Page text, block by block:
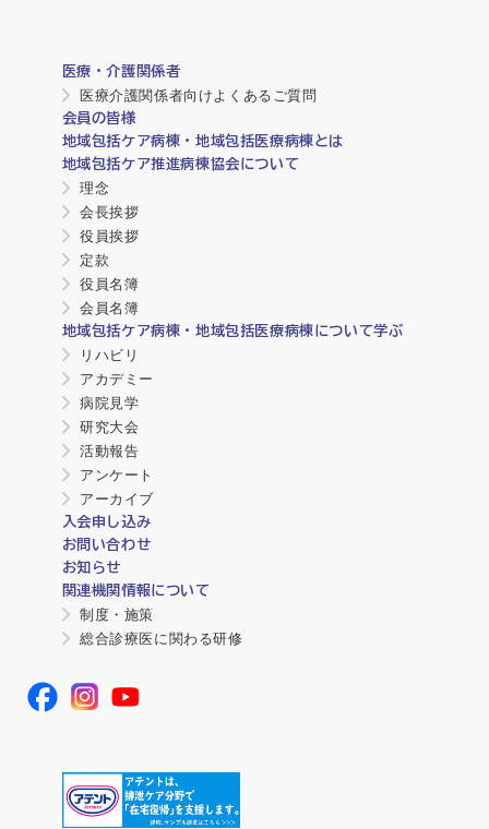
医療・介護関係者
医療介護関係者向けよくあるご質問
会員の皆様
地域包括ケア病棟・地域包括医療病棟とは
地域包括ケア推進病棟協会について
理念
会長挨拶
役員挨拶
定款
役員名簿
会員名簿
地域包括ケア病棟・地域包括医療病棟について学ぶ
リハビリ
アカデミー
病院見学
研究大会
活動報告
アンケート
アーカイブ
入会申し込み
お問い合わせ
お知らせ
関連機関情報について
制度・施策
総合診療医に関わる研修